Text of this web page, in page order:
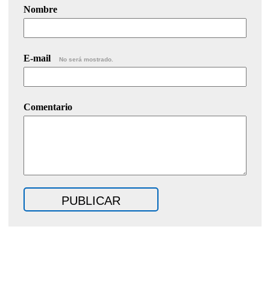
Nombre
E-mail No será mostrado.
Comentario